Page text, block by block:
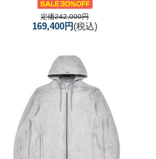
定価242,000円
169,400円(税込)